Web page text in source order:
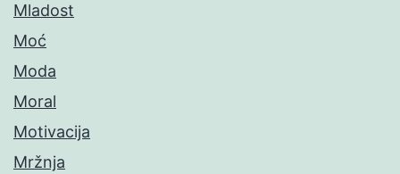
Mladost
Moć
Moda
Moral
Motivacija
Mržnja